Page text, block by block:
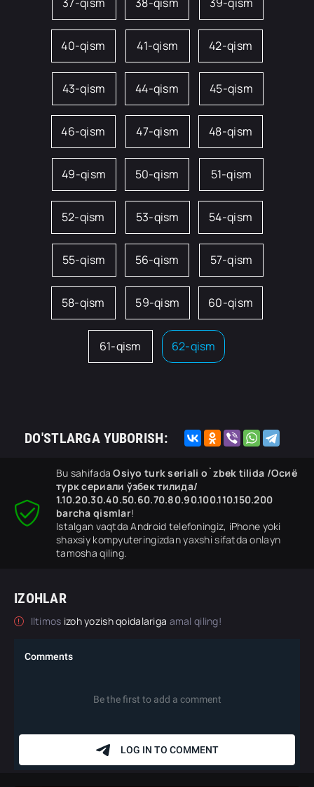
40-qism 41-qism 42-qism
43-qism 44-qism 45-qism
46-qism 47-qism 48-qism
49-qism 50-qism 51-qism
52-qism 53-qism 54-qism
55-qism 56-qism 57-qism
58-qism 59-qism 60-qism
61-qism 62-qism
DO'STLARGA YUBORISH:
Bu sahifadaOsiyo turk seriali o`zbek tilida /Осиё
турк сериали ўзбек тилида/
1.10.20.30.40.50.60.70.80.90.100.110.150.200
barcha qismlar!
Istalgan vaqtda Android telefoningiz, iPhone yoki
shaxsiy kompyuteringizdan yaxshi sifatda onlayn
tamosha qiling.
IZOHLAR
Iltimos izoh yozish qoidalariga amal qiling!